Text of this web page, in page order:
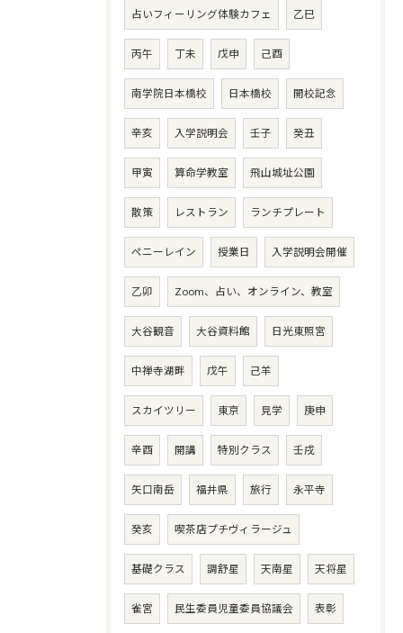
占いフィーリング体験カフェ 乙巳
丙午 丁未 戊申 己酉
南学院日本橋校 日本橋校 開校記念
辛亥 入学説明会 壬子 癸丑
甲寅 算命学教室 飛山城址公園
散策 レストラン ランチプレート
ペニーレイン 授業日 入学説明会開催
乙卯 Zoom、占い、オンライン、教室
大谷観音 大谷資料館 日光東照宮
中禅寺湖畔 戊午 己羊
スカイツリー 東京 見学 庚申
辛酉 開講 特別クラス 壬戌
矢口南岳 福井県 旅行 永平寺
癸亥 喫茶店プチヴィラージュ
基礎クラス 調舒星 天南星 天将星
雀宮 民生委員児童委員協議会 表彰